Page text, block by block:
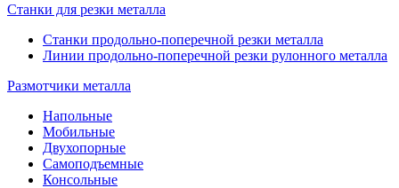
Станки для резки металла
Станки продольно-поперечной резки металла
Линии продольно-поперечной резки рулонного металла
Размотчики металла
Напольные
Мобильные
Двухопорные
Самоподъемные
Консольные